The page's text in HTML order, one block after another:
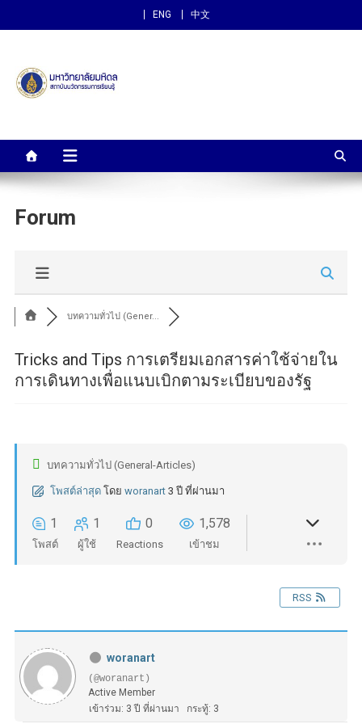
ENG 中文
สถาบันนวัตกรรมการเรียนรู้
Forum
บทความทั่วไป (Gener...
Tricks and Tips การเตรียมเอกสารค่าใช้จ่ายใน
การเดินทางเพื่อแนบเบิกตามระเบียบของรัฐ
บทความทั่วไป (General-Articles)
โพสต์ล่าสุด โดย woranart 3 ปี ที่ผ่านมา
1
โพสต์
1
ผู้ใช้
0
Reactions
1,578
เข้าชม
RSS
woranart
(@woranart)
Active Member
เข้าร่วม: 3 ปี ที่ผ่านมา
กระทู้: 3